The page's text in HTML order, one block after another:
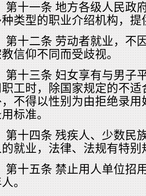
第十一条 地方各级人民政
种类型的职业介绍机构，提
第十二条 劳动者就业，不
信仰不同而受歧视。
第十三条 妇女享有与男子
职工时，除国家规定的不
，不得以性别为由拒绝录
用标准。
第十四条 残疾人、少数民
的就业，法律、法规有特
第十五条 禁止用人单位招
。